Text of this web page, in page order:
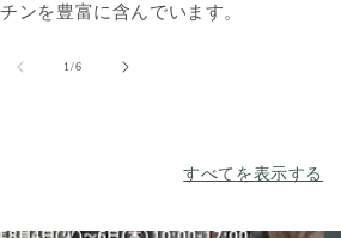
ンを豊富に含んでいます。
1/の
6
すべてを表示する